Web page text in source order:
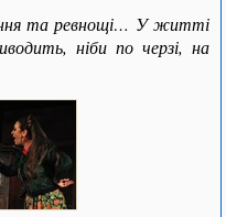
та ревнощі… У житті
ніби по черзі, на